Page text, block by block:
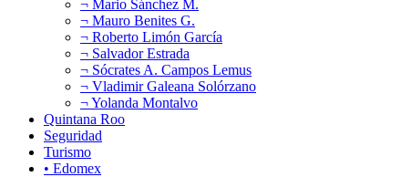
¬ Mario Sánchez M.
¬ Mauro Benites G.
¬ Roberto Limón García
¬ Salvador Estrada
¬ Sócrates A. Campos Lemus
¬ Vladimir Galeana Solórzano
¬ Yolanda Montalvo
Quintana Roo
Seguridad
Turismo
• Edomex